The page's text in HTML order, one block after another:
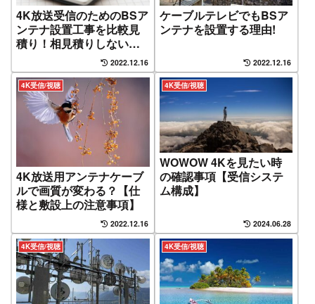
4K放送受信のためのBSア
ンテナ設置工事を比較見
積り！相見積りしないと
2022.12.16
ケーブルテレビでもBSア
ンテナを設置する理由!
2022.12.16
4K受信/視聴
4K放送用アンテナケーブ
ルで画質が変わる？【仕
様と敷設上の注意事項】
2022.12.16
4K受信/視聴
WOWOW 4Kを見たい時
の確認事項【受信システ
ム構成】
2024.06.28
4K受信/視聴 4K受信/視聴